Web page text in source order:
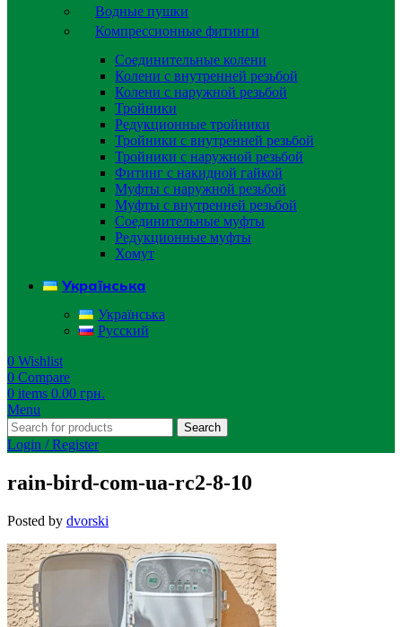
Водные пушки
Компрессионные фитинги
Соединительные колени
Колени с внутренней резьбой
Колени с наружной резьбой
Тройники
Редукционные тройники
Тройники с внутренней резьбой
Тройники с наружной резьбой
Фитинг с накидной гайкой
Муфты с наружной резьбой
Муфты с внутренней резьбой
Соединительные муфты
Редукционные муфты
Хомут
Українська
Українська
Русский
0 Wishlist
0 Compare
0 items 0.00 грн.
Menu
Search
Login / Register
rain-bird-com-ua-rc2-8-10
Posted by dvorski